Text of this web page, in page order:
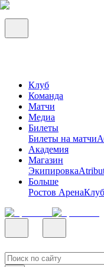
Клуб
Команда
Матчи
Медиа
Билеты
Билеты на матчи
Академия
Магазин
Экипировка
Больше
Ростов Арена